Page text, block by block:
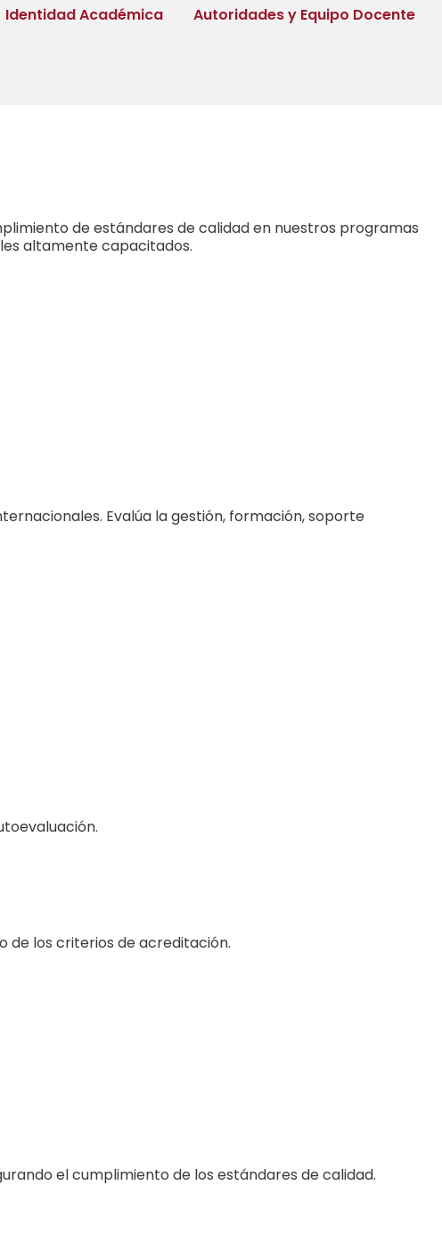
Identidad Académica Autoridades y Equipo Docente
de estándares de calidad en nuestros programas
altamente capacitados.
Evalúa la gestión, formación, soporte
de los criterios de acreditación.
el cumplimiento de los estándares de calidad.